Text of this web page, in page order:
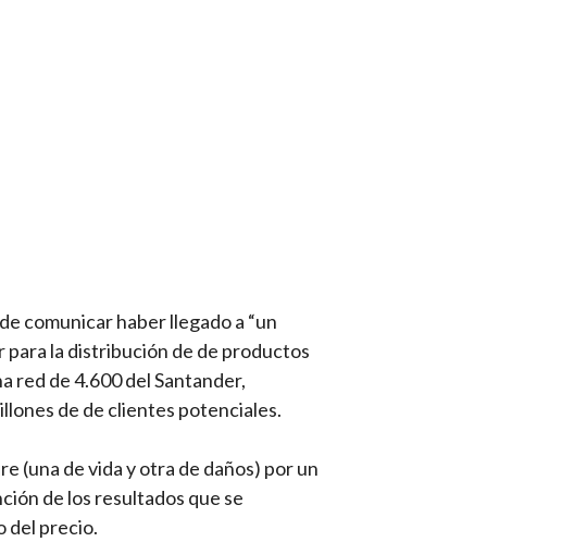
comunicar haber llegado a “un
para la distribución de de productos
red de 4.600 del Santander,
de de clientes potenciales.
(una de vida y otra de daños) por un
de los resultados que se
del precio.